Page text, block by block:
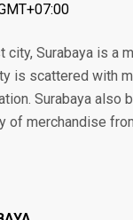
Surabaya is a
is scattered with
Surabaya also
of merchandise